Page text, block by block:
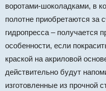
воротами-шоколадками, в
полотне приобретаются за
гидропресса – получается
особенности, если
краской на акриловой
действительно будут
изготовленные из прочной